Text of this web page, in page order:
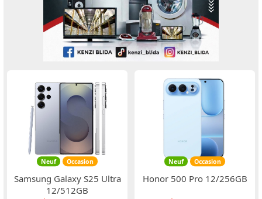
Neuf Occasion
Samsung Galaxy S25 Ultra
12/512GB
Neuf Occasion
Honor 500 Pro 12/256GB